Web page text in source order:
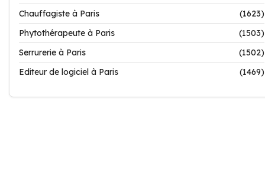
Chauffagiste à Paris
(1623)
Phytothérapeute à Paris
(1503)
Serrurerie à Paris
(1502)
Editeur de logiciel à Paris
(1469)